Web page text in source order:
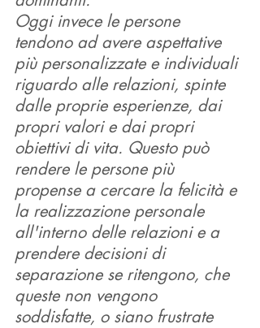
Oggi invece le persone
tendono ad avere aspettative
più personalizzate e individuali
riguardo alle relazioni, spinte
dalle proprie esperienze, dai
propri valori e dai propri
obiettivi di vita. Questo può
rendere le persone più
propense a cercare la felicità e
la realizzazione personale
all'interno delle relazioni e a
prendere decisioni di
separazione se ritengono, che
queste non vengono
soddisfatte, o siano frustrate